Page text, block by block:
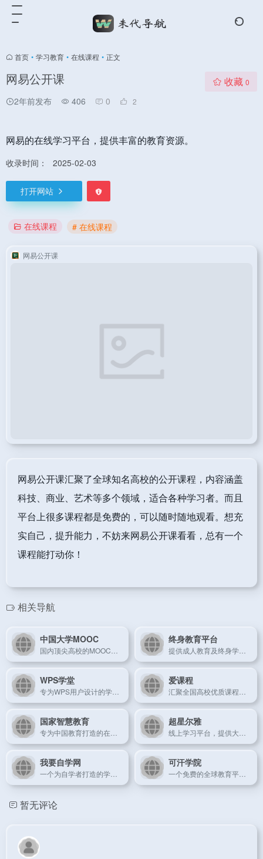
首页 • 学习教育 • 在线课程 • 正文
网易公开课
2年前发布 406 0 2
收藏 0
网易的在线学习平台，提供丰富的教育资源。
收录时间： 2025-02-03
打开网站
在线课程 # 在线课程
网易公开课
网易公开课汇聚了全球知名高校的公开课程，内容涵盖
科技、商业、艺术等多个领域，适合各种学习者。而且
平台上很多课程都是免费的，可以随时随地观看。想充
实自己，提升能力，不妨来网易公开课看看，总有一个
课程能打动你！
相关导航
中国大学MOOC 终身教育平台
WPS学堂 爱课程
国家智慧教育 超星尔雅
我要自学网 可汗学院
暂无评论